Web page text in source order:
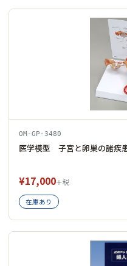
OM-GP-3480
医学模型 子宮と卵巣の諸
¥17,000＋税
在庫あり